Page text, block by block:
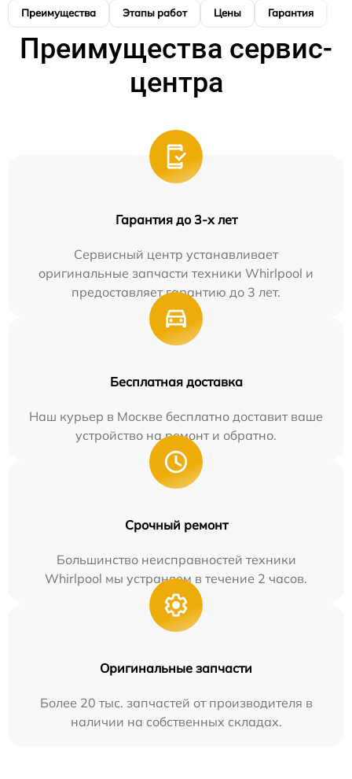
Преимущества Этапы работ Цены Гарантия
Преимущества сервис-
центра
Гарантия до 3-х лет
Сервисный центр устанавливает
оригинальные запчасти техники Whirlpool и
предоставляет гарантию до 3 лет.
Бесплатная доставка
Наш курьер в Москве бесплатно доставит ваше
устройство на ремонт и обратно.
Срочный ремонт
Большинство неисправностей техники
Whirlpool мы устраняем в течение 2 часов.
Оригинальные запчасти
Более 20 тыс. запчастей от производителя в
наличии на собственных складах.